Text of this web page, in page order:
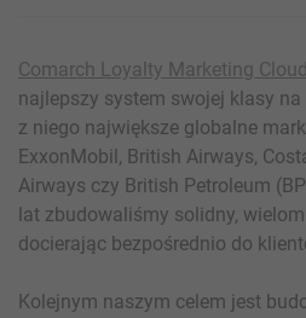
Comarch Loyalty Marketing Cloud
najlepszy system swojej klasy
z niego największe globalne
ExxonMobil, British Airways,
Airways czy British Petroleum
lat zbudowaliśmy solidny,
docierając bezpośrednio do
Kolejnym naszym celem jest